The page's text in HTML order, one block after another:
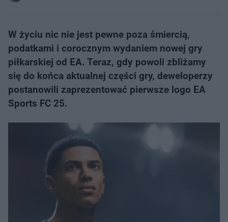
W życiu nic nie jest pewne poza śmiercią,
podatkami i corocznym wydaniem nowej gry
piłkarskiej od EA. Teraz, gdy powoli zbliżamy
się do końca aktualnej części gry, deweloperzy
postanowili zaprezentować pierwsze logo EA
Sports FC 25.